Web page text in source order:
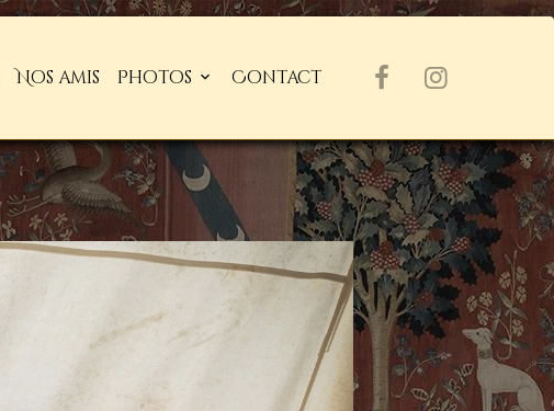
Nos amis Photos Contact